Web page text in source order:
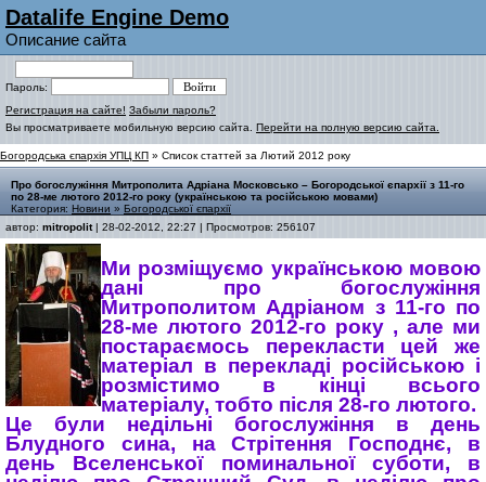
Datalife Engine Demo
Описание сайта
Пароль:
Регистрация на сайте! Забыли пароль?
Вы просматриваете мобильную версию сайта. Перейти на полную версию сайта.
Богородська єпархія УПЦ КП » Список статтей за Лютий 2012 року
Про богослужіння Митрополита Адріана Московсько – Богородської єпархії з 11-го
по 28-ме лютого 2012-го року (українською та російською мовами)
Категория: Новини » Богородської єпархії
автор: mitropolit| 28-02-2012, 22:27 | Просмотров: 256107
Ми розміщуємо українською мовою
дані про богослужіння
Митрополитом Адріаном з 11-го по
28-ме лютого 2012-го року , але ми
постараємось перекласти цей же
матеріал в перекладі російською і
розмістимо в кінці всього
матеріалу, тобто після 28-го лютого.
Це були недільні богослужіння в день
Блудного сина, на Стрітення Господнє, в
день Вселенської поминальної суботи, в